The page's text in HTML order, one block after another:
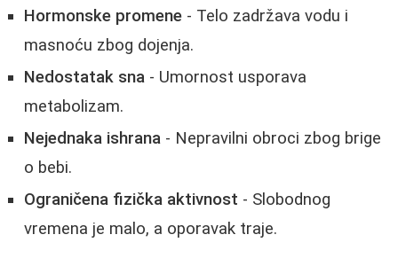
Hormonske promene - Telo zadržava vodu i
masnoću zbog dojenja.
Nedostatak sna - Umornost usporava
metabolizam.
Nejednaka ishrana - Nepravilni obroci zbog brige
o bebi.
Ograničena fizička aktivnost - Slobodnog
vremena je malo, a oporavak traje.